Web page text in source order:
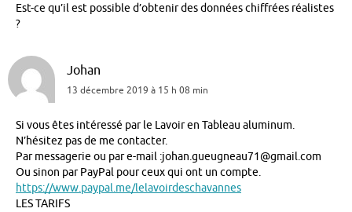
Est-ce qu’il est possible d’obtenir des données chiffrées réalistes
?
Johan
13 décembre 2019 à 15 h 08 min
Si vous êtes intéressé par le Lavoir en Tableau aluminum.
N’hésitez pas de me contacter.
Par messagerie ou par e-mail :johan.gueugneau71@gmail.com
Ou sinon par PayPal pour ceux qui ont un compte.
https://www.paypal.me/lelavoirdeschavannes
LES TARIFS